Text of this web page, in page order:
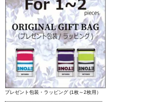
プレゼント包装・ラッピング (1枚～2枚用）